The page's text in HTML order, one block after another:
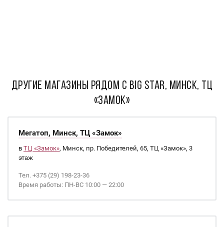
ДРУГИЕ МАГАЗИНЫ РЯДОМ С Big Star, Минск, ТЦ
«Замок»
Мегатоп, Минск, ТЦ «Замок»
в ТЦ «Замок», Минск, пр. Победителей, 65, ТЦ «Замок», 3
этаж
Тел. +375 (29) 198-23-36
Время работы: ПН-ВС 10:00 — 22:00